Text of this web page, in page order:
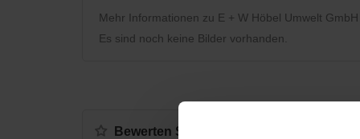
Mehr Informationen zu E + W Höbel Umwelt GmbH
Es sind noch keine Bilder vorhanden.
Bewerten Sie uns